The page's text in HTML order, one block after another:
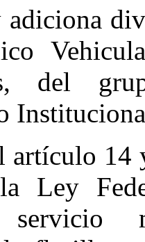
del
artículo
Ley